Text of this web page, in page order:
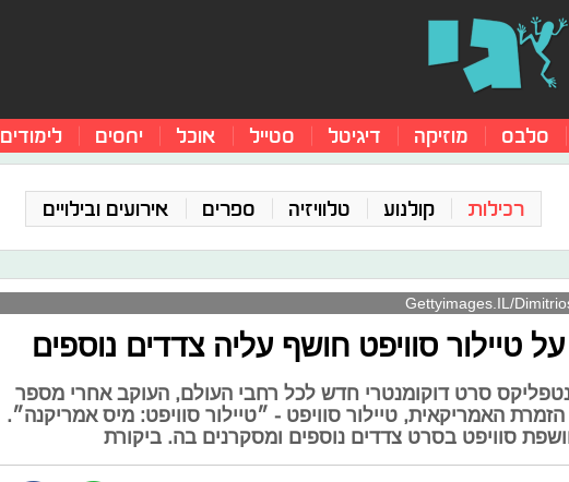
סלבס מוזיקה דיגיטל סטייל אוכל יחסים לימודים
רכילות קולנוע טלוויזיה ספרים אירועים ובילויים
טיילור סוויפט חושף עליה צדדים נוספים
סרט דוקומנטרי חדש לכל רחבי העולם, העוקב אחרי מספר
האמריקאית, טיילור סוויפט - ״טיילור סוויפט: מיס אמריקנה״.
סוויפט בסרט צדדים נוספים ומסקרנים בה. ביקורת